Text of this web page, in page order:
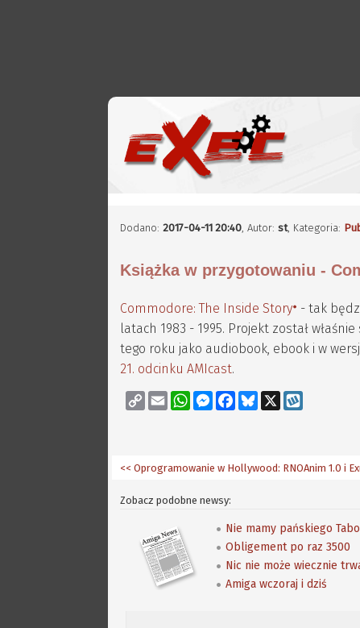
Dodano:2017-04-11 20:40,Autor:st, Kategoria:
Książka w przygotowaniu -
Commodore: The Inside Story - tak
latach 1983 - 1995. Projekt został
tego roku jako audiobook, ebook i w
21. odcinku AMIcast.
Copy
Link
Email WhatsAppMessenger
FacebookBluesky
X
<< Oprogramowanie w Hollywood: RNOAnim 1.0 i
Zobacz podobne newsy:
Nie mamy pańskiego
Obligement po raz 3500
Nic nie może wiecznie
Amiga wczoraj i dziś